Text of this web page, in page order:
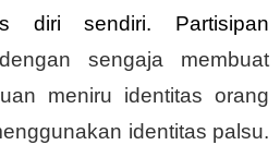
diri sendiri. Partisipan
sengaja membuat
meniru identitas orang
identitas palsu.